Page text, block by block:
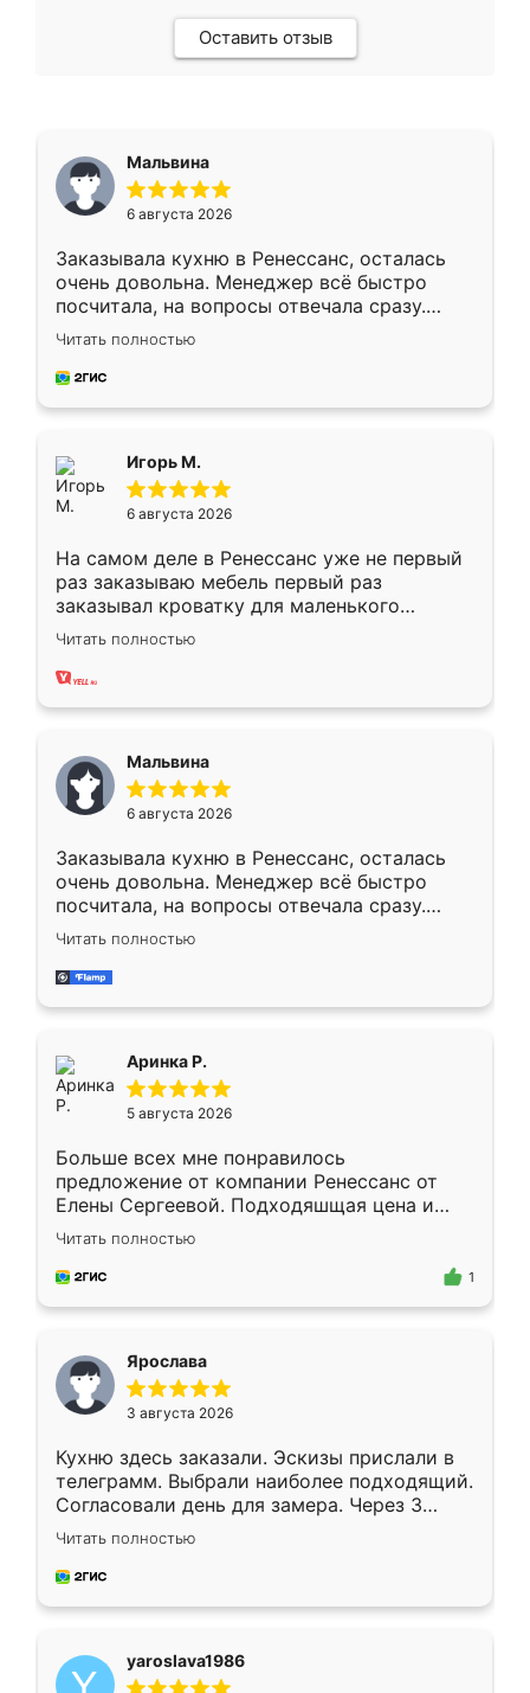
Оставить отзыв
Мальвина
6 августа 2026
Заказывала кухню в Ренессанс, осталась
очень довольна. Менеджер всё быстро
посчитала, на вопросы отвечала сразу.
Замерщик приехал в субботу, подошёл к
делу со всей ответственностью. Собрали
за день, ребята работали аккуратно, даже
Читать полностью
Игорь М.
6 августа 2026
На самом деле в Ренессанс уже не первый
раз заказываю мебель первый раз
заказывал кроватку для маленького
ребёнка при его рождении ,во второй раз
заказал шкаф-купе. По качеству очень
хорошее сборка достаточно быстрая,
меньше, здесь же он более разнообразный.
Мне нравится ,если что-то потребуется из
мебели буду заказывать только здесь.
Читать полностью
Мальвина
6 августа 2026
Заказывала кухню в Ренессанс, осталась
очень довольна. Менеджер всё быстро
посчитала, на вопросы отвечала сразу.
Замерщик приехал в субботу, подошёл к
делу со всей ответственностью. Собрали
за день, ребята работали аккуратно, даже
Читать полностью
Аринка Р.
5 августа 2026
Больше всех мне понравилось
предложение от компании Ренессанс от
Елены Сергеевой. Подходяшщая цена и
короткие сроки изготовления. Приехавший
для замера сотрудник Владислав
предложил по моему эскизу самый
Читать полностью
1
Ярослава
3 августа 2026
Кухню здесь заказали. Эскизы прислали в
телеграмм. Выбрали наиболее подходящий.
Согласовали день для замера. Через 3
недели кухня была уже готова. Остались
довольны работой. Спасибо Ренессанс
мебель за качественную работу!
Читать полностью
yaroslava1986